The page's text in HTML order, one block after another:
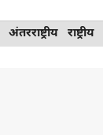
Skip
to
अंतरराष्ट्रीय राष्ट्रीय